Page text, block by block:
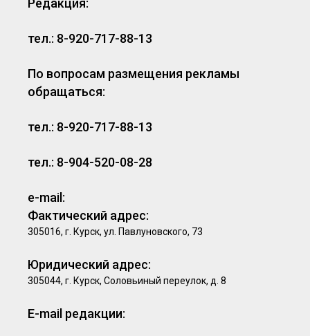
Редакция:
тел.: 8-920-717-88-13
По вопросам размещения рекламы
обращаться:
тел.: 8-920-717-88-13
тел.: 8-904-520-08-28
e-mail:
Фактический адрес:
305016, г. Курск, ул. Павлуновского, 73
Юридический адрес:
305044, г. Курск, Соловьиный переулок, д. 8
E-mail редакции: